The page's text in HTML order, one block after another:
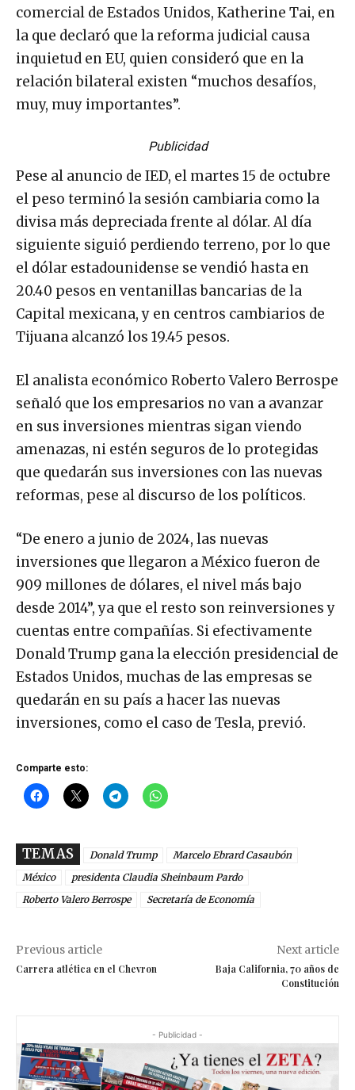
comercial de Estados Unidos, Katherine Tai, en
la que declaró que la reforma judicial causa
inquietud en EU, quien consideró que en la
relación bilateral existen “muchos desafíos,
muy, muy importantes”.
Publicidad
Pese al anuncio de IED, el martes 15 de octubre
el peso terminó la sesión cambiaria como la
divisa más depreciada frente al dólar. Al día
siguiente siguió perdiendo terreno, por lo que
el dólar estadounidense se vendió hasta en
20.40 pesos en ventanillas bancarias de la
Capital mexicana, y en centros cambiarios de
Tijuana alcanzó los 19.45 pesos.
El analista económico Roberto Valero Berrospe
señaló que los empresarios no van a avanzar
en sus inversiones mientras sigan viendo
amenazas, ni estén seguros de lo protegidas
que quedarán sus inversiones con las nuevas
reformas, pese al discurso de los políticos.
“De enero a junio de 2024, las nuevas
inversiones que llegaron a México fueron de
909 millones de dólares, el nivel más bajo
desde 2014”, ya que el resto son reinversiones y
cuentas entre compañías. Si efectivamente
Donald Trump gana la elección presidencial de
Estados Unidos, muchas de las empresas se
quedarán en su país a hacer las nuevas
inversiones, como el caso de Tesla, previó.
Comparte esto:
TEMAS Donald Trump
Marcelo Ebrard Casaubón
México
presidenta Claudia Sheinbaum Pardo
Roberto Valero Berrospe
Secretaría de Economía
Previous article
Carrera atlética en el Chevron
Next article
Baja California, 70 años de
Constitución
- Publicidad -